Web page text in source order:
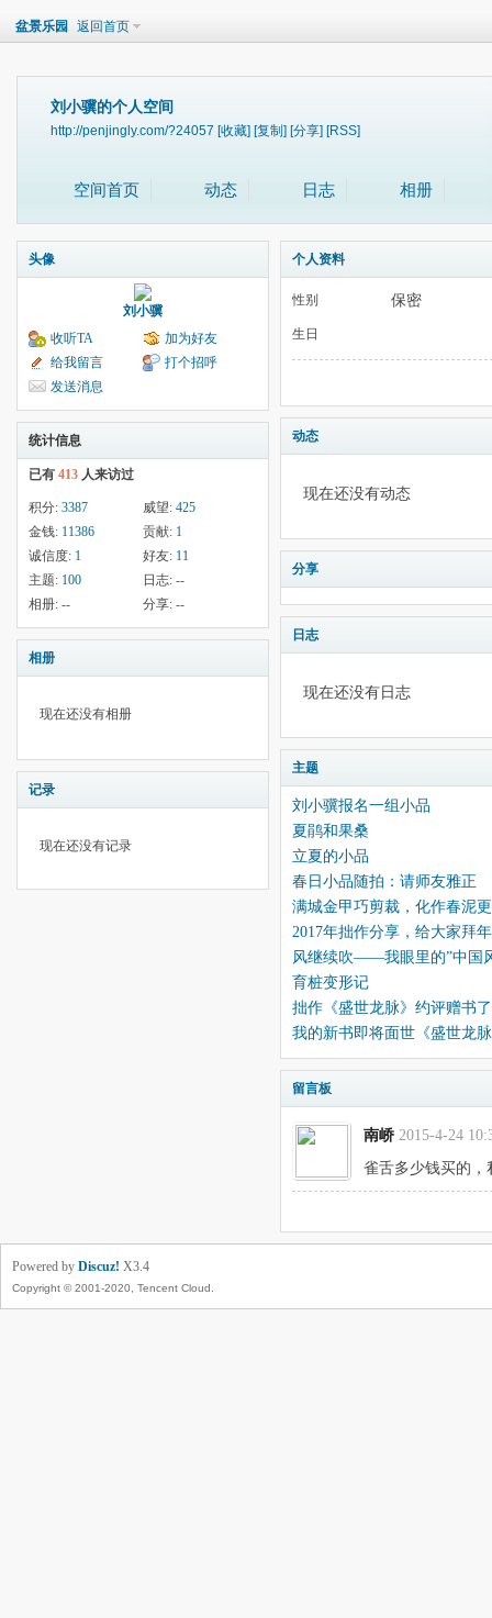
盆景乐园 返回首页
刘小骥的个人空间
http://penjingly.com/?24057 [收藏] [复制] [分享] [RSS]
空间首页 动态 日志 相册
头像
刘小骥
收听TA
加为好友
给我留言
打个招呼
发送消息
统计信息
已有 413 人来访过
积分: 3387 威望: 425
金钱: 11386 贡献: 1
诚信度: 1 好友: 11
主题: 100 日志: --
相册: -- 分享: --
相册
现在还没有相册
记录
现在还没有记录
个人资料
性别 保密
生日
动态
现在还没有动态
分享
日志
现在还没有日志
主题
刘小骥报名一组小品
夏鹃和果桑
立夏的小品
春日小品随拍：请师友雅正
满城金甲巧剪裁，化作春泥
2017年拙作分享，给大家拜
风继续吹——我眼里的”中国
育桩变形记
拙作《盛世龙脉》约评赠书
我的新书即将面世《盛世龙
留言板
南峤 2015-4-24
雀舌多少钱买的，
Powered by Discuz! X3.4
Copyright © 2001-2020, Tencent Cloud.